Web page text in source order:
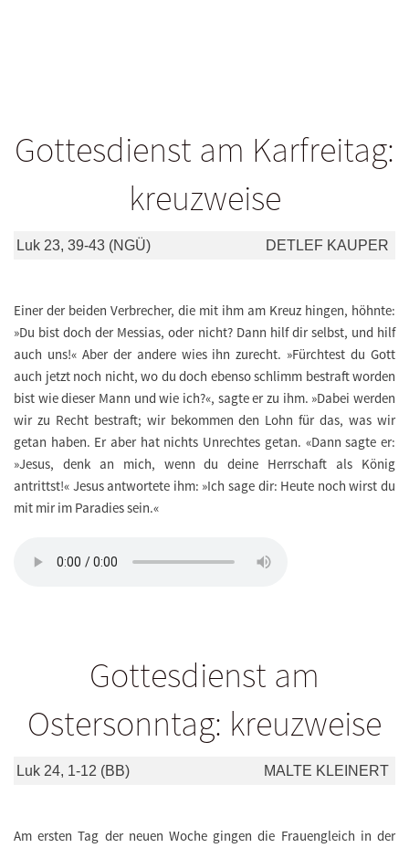
Gottesdienst am Karfreitag:
kreuzweise
Luk 23, 39-43 (NGÜ) DETLEF KAUPER
Einer der beiden Verbrecher, die mit ihm am Kreuz hingen, höhnte:
»Du bist doch der Messias, oder nicht? Dann hilf dir selbst, und hilf
auch uns!« Aber der andere wies ihn zurecht. »Fürchtest du Gott
auch jetzt noch nicht, wo du doch ebenso schlimm bestraft worden
bist wie dieser Mann und wie ich?«, sagte er zu ihm. »Dabei werden
wir zu Recht bestraft; wir bekommen den Lohn für das, was wir
getan haben. Er aber hat nichts Unrechtes getan. «Dann sagte er:
»Jesus, denk an mich, wenn du deine Herrschaft als König
antrittst!« Jesus antwortete ihm: »Ich sage dir: Heute noch wirst du
mit mir im Paradies sein.«
Gottesdienst am
Ostersonntag: kreuzweise
Luk 24, 1-12 (BB) MALTE KLEINERT
Am ersten Tag der neuen Woche gingen die Frauengleich in der